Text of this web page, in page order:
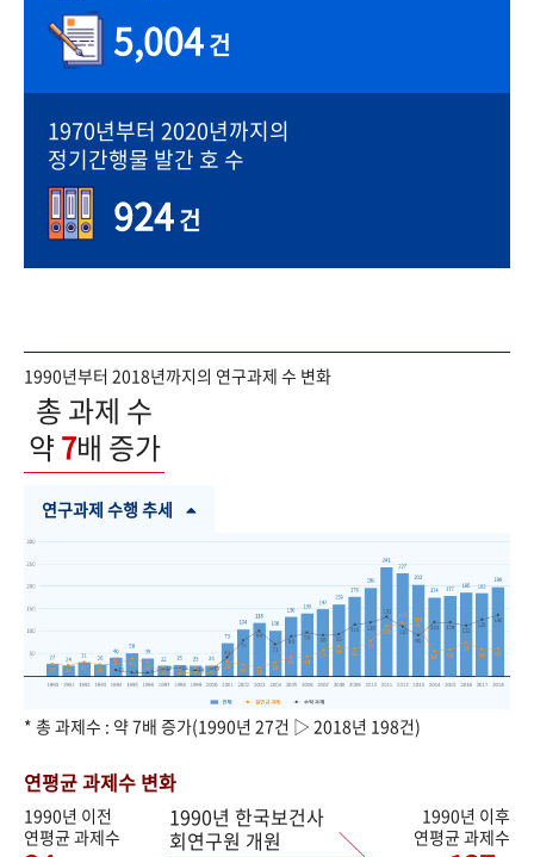
5,004건
1970년부터 2020년까지의
정기간행물 발간 호 수
924건
1990년부터 2018년까지의 연구과제 수 변화
총 과제 수
약7배 증가
연구과제 수행 추세
* 총 과제수 : 약 7배 증가(1990년 27건 ▷ 2018년 198건)
연평균 과제수 변화
1990년 이전
연평균 과제수
1990년 한국보건사
회연구원 개원
1990년 이후
연평균 과제수